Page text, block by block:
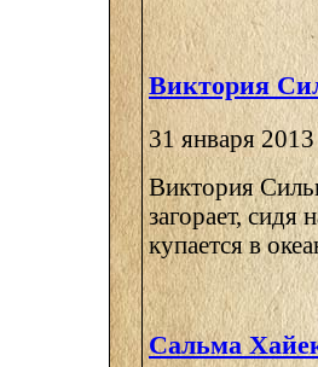
Виктория
31 января 2013
Виктория
загорает,
купается в
Сальма